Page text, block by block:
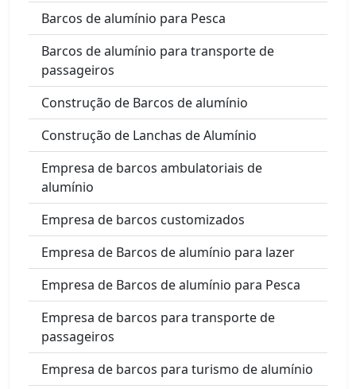
Barcos de alumínio para Pesca
Barcos de alumínio para transporte de
passageiros
Construção de Barcos de alumínio
Construção de Lanchas de Alumínio
Empresa de barcos ambulatoriais de
alumínio
Empresa de barcos customizados
Empresa de Barcos de alumínio para lazer
Empresa de Barcos de alumínio para Pesca
Empresa de barcos para transporte de
passageiros
Empresa de barcos para turismo de alumínio